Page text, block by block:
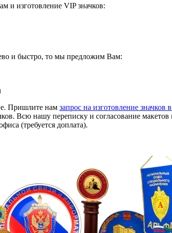
и изготовление VIP значков:
и быстро, то мы предложим Вам:
Пришлите нам запрос на изготовление значков
Всю нашу переписку и согласование
(требуется доплата).